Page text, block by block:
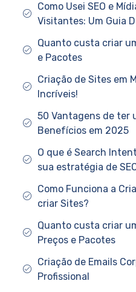
Como Usei SEO e
Visitantes: Um Guia
Quanto custa criar
e Pacotes
Criação de Sites em
Incríveis!
50 Vantagens de ter
Benefícios em 2025
O que é Search
sua estratégia de
Como Funciona a
criar Sites?
Quanto custa criar
Preços e Pacotes
Criação de Emails
Profissional